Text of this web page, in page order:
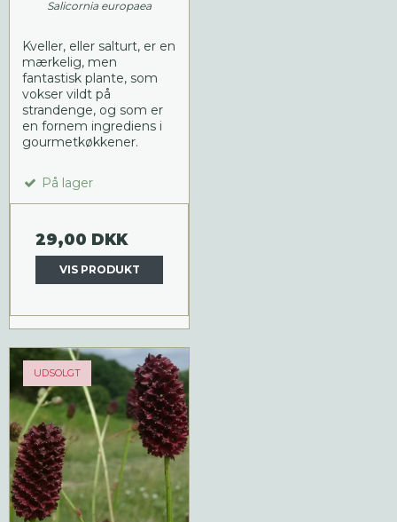
Salicornia europaea
Kveller, eller salturt, er en
mærkelig, men
fantastisk plante, som
vokser vildt på
strandenge, og som er
en fornem ingrediens i
gourmetkøkkener.
På lager
29,00 DKK
VIS PRODUKT
UDSOLGT